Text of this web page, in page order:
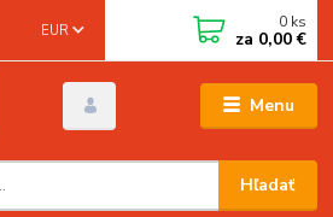
Menu
EUR
Hľadať
0 ks
za 0,00 €